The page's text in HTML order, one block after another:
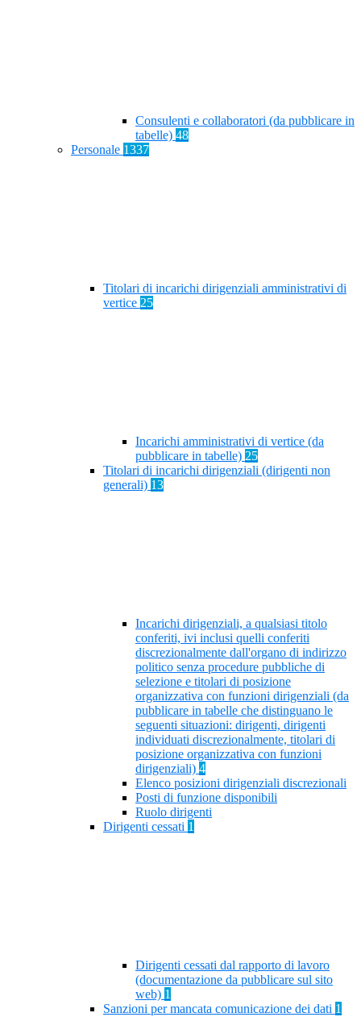
Consulenti e collaboratori (da pubblicare in
tabelle) 48
Personale 1337
Titolari di incarichi dirigenziali amministrativi di
vertice 25
Incarichi amministrativi di vertice (da
pubblicare in tabelle) 25
Titolari di incarichi dirigenziali (dirigenti non
generali) 13
Incarichi dirigenziali, a qualsiasi titolo
conferiti, ivi inclusi quelli conferiti
discrezionalmente dall'organo di indirizzo
politico senza procedure pubbliche di
selezione e titolari di posizione
organizzativa con funzioni dirigenziali (da
pubblicare in tabelle che distinguano le
seguenti situazioni: dirigenti, dirigenti
individuati discrezionalmente, titolari di
posizione organizzativa con funzioni
dirigenziali) 4
Elenco posizioni dirigenziali discrezionali
Posti di funzione disponibili
Ruolo dirigenti
Dirigenti cessati 1
Dirigenti cessati dal rapporto di lavoro
(documentazione da pubblicare sul sito
web) 1
Sanzioni per mancata comunicazione dei dati 1